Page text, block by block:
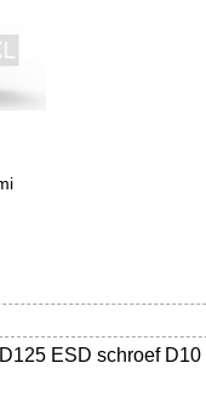
ESD schroef D10